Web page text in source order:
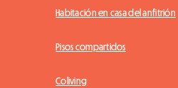
Habitación en casa del anfitrión
Pisos compartidos
Coliving